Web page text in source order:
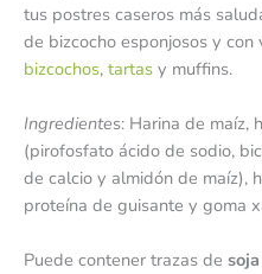
tus postres caseros más
de bizcocho esponjosos y
bizcochos, tartas y muffins.
Ingredientes: Harina de maíz,
(pirofosfato ácido de sodio,
de calcio y almidón de maíz),
proteína de guisante y goma
Puede contener trazas de soja